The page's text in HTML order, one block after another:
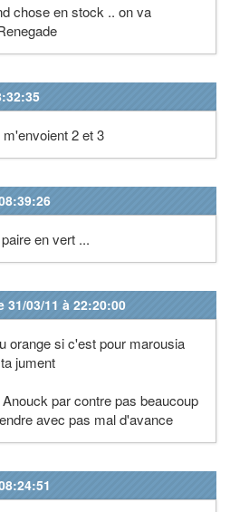
chose en stock .. on va
2 et 3
en vert ...
31/03/11 à 22:20:00
orange si c'est pour marousia
jument
par contre pas beaucoup
avec pas mal d'avance